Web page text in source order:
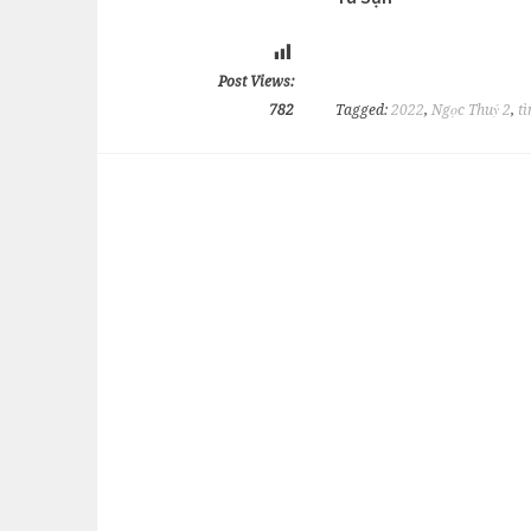
Post Views:
782
Tagged: 2022, Ngọc Thuỷ 2,